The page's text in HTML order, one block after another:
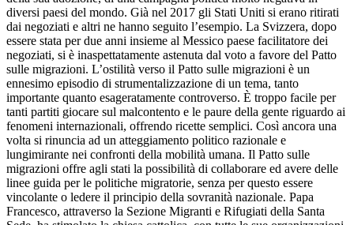
diversi paesi del mondo. Già nel 2017 gli Stati Uniti si erano ritirati
dai negoziati e altri ne hanno seguito l’esempio. La Svizzera, dopo
essere stata per due anni insieme al Messico paese facilitatore dei
negoziati, si è inaspettatamente astenuta dal voto a favore del Patto
sulle migrazioni. L’ostilità verso il Patto sulle migrazioni è un
ennesimo episodio di strumentalizzazione di un tema, tanto
importante quanto esageratamente controverso. È troppo facile per
tanti partiti giocare sul malcontento e le paure della gente riguardo ai
fenomeni internazionali, offrendo ricette semplici. Così ancora una
volta si rinuncia ad un atteggiamento politico razionale e
lungimirante nei confronti della mobilità umana. Il Patto sulle
migrazioni offre agli stati la possibilità di collaborare ed avere delle
linee guida per le politiche migratorie, senza per questo essere
vincolante o ledere il principio della sovranità nazionale. Papa
Francesco, attraverso la Sezione Migranti e Rifugiati della Santa